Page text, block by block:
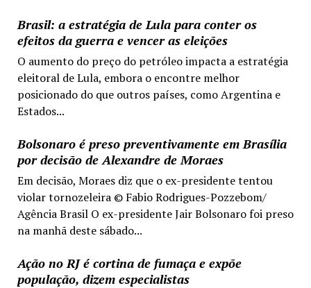
Brasil: a estratégia de Lula para conter os
efeitos da guerra e vencer as eleições
O aumento do preço do petróleo impacta a estratégia
eleitoral de Lula, embora o encontre melhor
posicionado do que outros países, como Argentina e
Estados...
Bolsonaro é preso preventivamente em Brasília
por decisão de Alexandre de Moraes
Em decisão, Moraes diz que o ex-presidente tentou
violar tornozeleira © Fabio Rodrigues-Pozzebom/
Agência Brasil O ex-presidente Jair Bolsonaro foi preso
na manhã deste sábado...
Ação no RJ é cortina de fumaça e expõe
população, dizem especialistas